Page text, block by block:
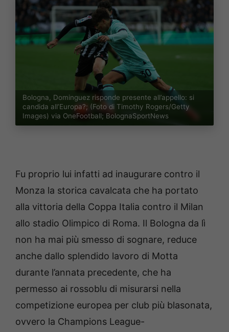
Bologna, Dominguez risponde presente all’appello: si
candida all’Europa?; (Foto di Timothy Rogers/Getty
Images) via OneFootball; BolognaSportNews
Fu proprio lui infatti ad inaugurare contro il
Monza la storica cavalcata che ha portato
alla vittoria della Coppa Italia contro il Milan
allo stadio Olimpico di Roma. Il Bologna da lì
non ha mai più smesso di sognare, reduce
anche dallo splendido lavoro di Motta
durante l’annata precedente, che ha
permesso ai rossoblu di misurarsi nella
competizione europea per club più blasonata,
ovvero la Champions League-